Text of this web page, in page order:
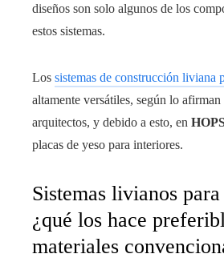
diseños son solo algunos de los
estos sistemas.
Los sistemas de construcción liviana
altamente versátiles, según lo
arquitectos, y debido a esto, en
placas de yeso para interiores.
Sistemas livianos
¿qué los hace
materiales